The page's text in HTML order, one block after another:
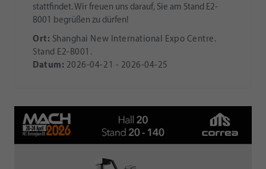
stattfindet. Wir freuen uns darauf, Sie am Stand E2-
B001 begrüßen zu dürfen!
Ort: Shanghai New International Expo Centre.
Stand E2-B001.
Datum: 2026-04-21 - 2026-04-25